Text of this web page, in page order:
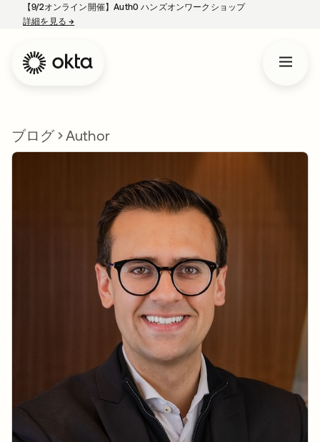
【9/2オンライン開催】Auth0 ハンズオンワークショップ
詳細を見る→
ブログ Author